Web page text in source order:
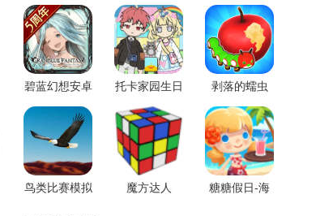
碧蓝幻想安卓
托卡家园生日
剥落的蠕虫
鸟类比赛模拟
魔方达人
糖糖假日-海